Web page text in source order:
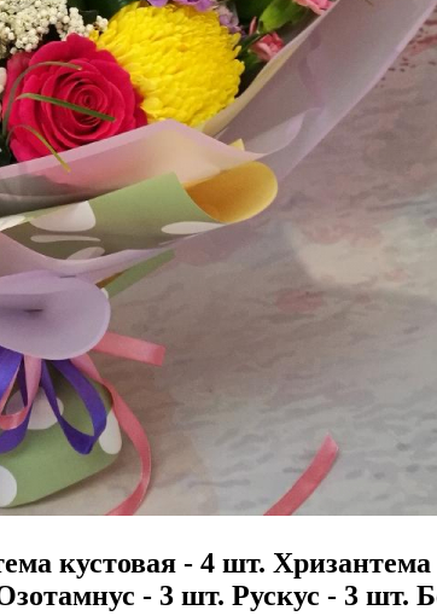
кустовая - 4 шт.
- 3 шт. Рускус - 3 шт.